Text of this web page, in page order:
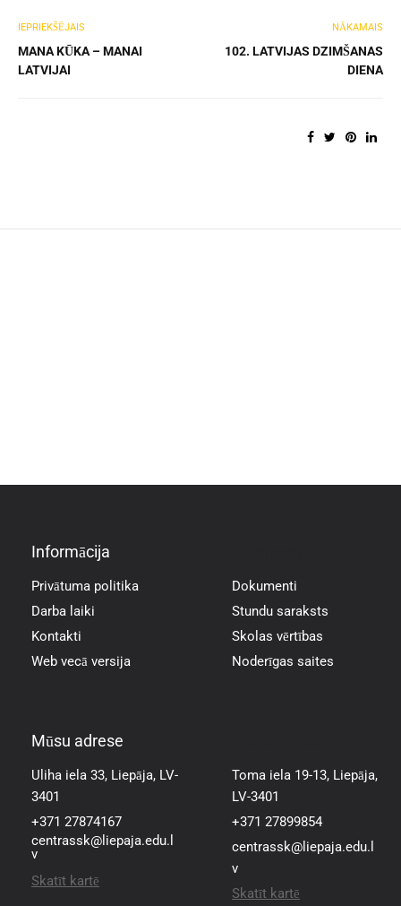
IEPRIEKŠĒJAIS
MANA KŪKA – MANAI
LATVIJAI
NĀKAMAIS
102. LATVIJAS DZIMŠANAS
DIENA
Informācija
Privātuma politika
Darba laiki
Kontakti
Web vecā versija
Dokumenti
Stundu saraksts
Skolas vērtības
Noderīgas saites
Mūsu adrese
Uliha iela 33, Liepāja, LV-
3401
+371 27874167
centrassk@liepaja.edu.l
v
Skatīt kartē
Toma iela 19-13, Liepāja,
LV-3401
+371 27899854
centrassk@liepaja.edu.l
v
Skatīt kartē